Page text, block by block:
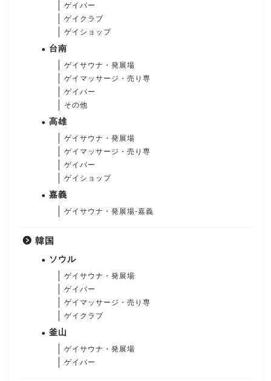
ゲイバー
ゲイクラブ
ゲイショップ
台南
ゲイサウナ・発展場
ゲイマッサージ・売り専
ゲイバー
その他
高雄
ゲイサウナ・発展場
ゲイマッサージ・売り専
ゲイバー
ゲイショップ
嘉義
ゲイサウナ・発展場-嘉義
韓国
ソウル
ゲイサウナ・発展場
ゲイバー
ゲイマッサージ・売り専
ゲイクラブ
釜山
ゲイサウナ・発展場
ゲイバー